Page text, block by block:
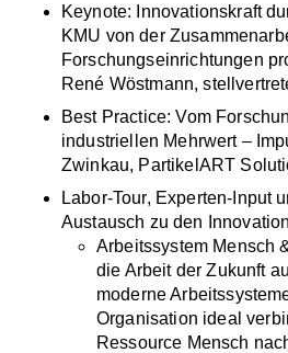
Keynote: Innovationskraft
KMU von der
Forschungseinrichtungen
René Wöstmann,
Best Practice: Vom
industriellen Mehrwert –
Zwinkau, PartikelART
Labor-Tour, Experten-Input
Austausch zu den
Arbeitssystem Mensch
die Arbeit der Zukunft
moderne
Organisation ideal
Ressource Mensch